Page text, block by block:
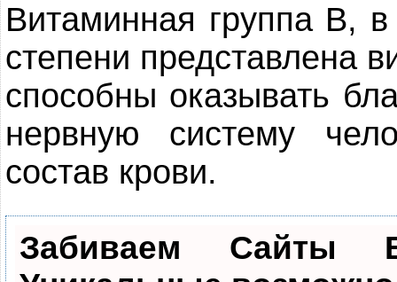
Витаминная группа В,
степени представлена
способны оказывать
нервную систему
состав крови.
Забиваем